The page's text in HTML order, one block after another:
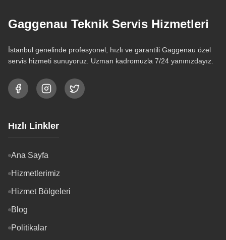
Gaggenau Teknik Servis Hizmetleri
İstanbul genelinde profesyonel, hızlı ve garantili Gaggenau özel
servis hizmeti sunuyoruz. Uzman kadromuzla 7/24 yanınızdayız.
Hızlı Linkler
Ana Sayfa
Hizmetlerimiz
Hizmet Bölgeleri
Blog
Politikalar